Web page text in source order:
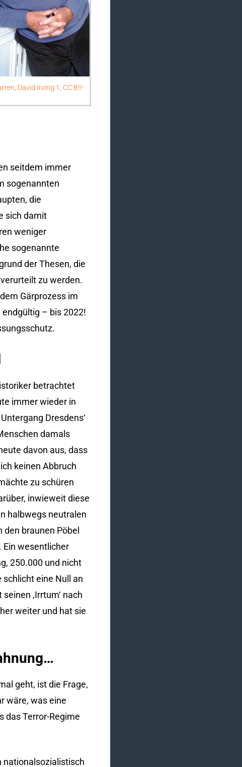
David Irving 1
CC BY-
seitdem immer
sogenannten
die
sich damit
weniger
sogenannte
der Thesen, die
zu werden.
Gärprozess im
– bis 2022!
betrachtet
immer wieder in
Dresdens‘
damals
davon aus, dass
keinen Abbruch
zu schüren
inwieweit diese
halbwegs neutralen
braunen Pöbel
Ein wesentlicher
250.000 und nicht
eine Null an
‚Irrtum‘ nach
weiter und hat sie
geht, ist die Frage,
wäre, was eine
das Terror-Regime
nationalsozialistisch